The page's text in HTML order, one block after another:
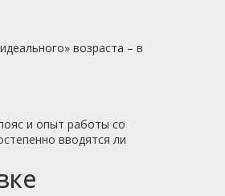
возраста – в
и опыт работы со
вводятся ли